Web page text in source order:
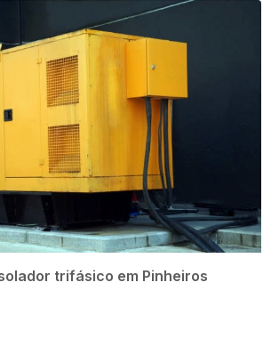
trifásico em Pinheiros